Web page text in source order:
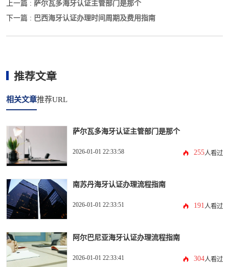
上一篇 : 萨尔瓦多海牙认证主管部门是那个
下一篇 : 巴西海牙认证办理时间周期及费用指南
推荐文章
相关文章推荐URL
萨尔瓦多海牙认证主管部门是那个
2026-01-01 22:33:58 255人看过
南苏丹海牙认证办理流程指南
2026-01-01 22:33:51 191人看过
阿尔巴尼亚海牙认证办理流程指南
2026-01-01 22:33:41 304人看过